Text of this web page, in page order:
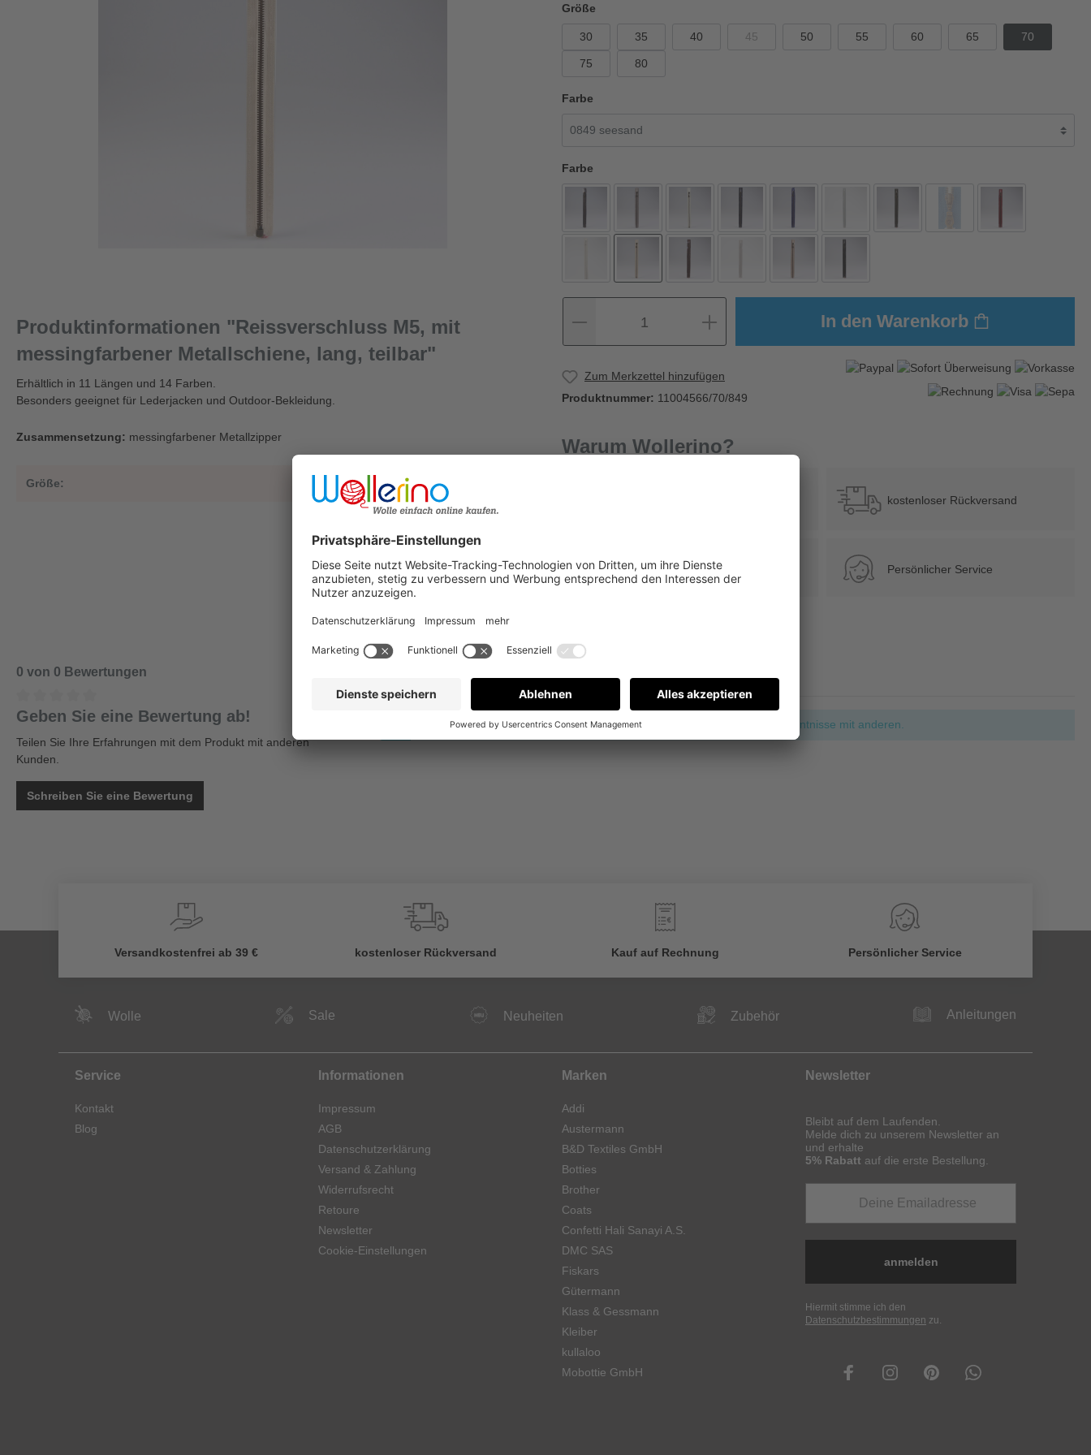
Produktinformationen "Reissverschluss M5, mit
messingfarbener Metallschiene, lang, teilbar"
Erhältlich in 11 Längen und 14 Farben.
Besonders geeignet für Lederjacken und Outdoor-Bekleidung.
Zusammensetzung: messingfarbener Metallzipper
Größe: 70
Größe
30 35 40 45 50 55 60 65 70
75 80
Farbe
Farbe
1 In den Warenkorb
Zum Merkzettel hinzufügen
Produktnummer: 11004566/70/849
Warum Wollerino?
kostenloser Rückversand
Kauf auf Rechnung Persönlicher Service
0 von 0 Bewertungen
Geben Sie eine Bewertung ab!
Teilen Sie Ihre Erfahrungen mit dem Produkt mit anderen
Kunden.
Schreiben Sie eine Bewertung
Keine Bewertungen gefunden. Gehen Sie voran und teilen Sie Ihre Erkenntnisse mit anderen.
Versandkostenfrei ab 39 € kostenloser Rückversand
€
Kauf auf Rechnung Persönlicher Service
Wolle Sale Neuheiten Zubehör Anleitungen
Service
Kontakt
Blog
Informationen
Impressum
AGB
Datenschutzerklärung
Versand & Zahlung
Widerrufsrecht
Retoure
Newsletter
Cookie-Einstellungen
Marken
Addi
Austermann
B&D Textiles GmbH
Botties
Brother
Coats
Confetti Hali Sanayi A.S.
DMC SAS
Fiskars
Gütermann
Klass & Gessmann
Kleiber
kullaloo
Mobottie GmbH
Newsletter
Bleibt auf dem Laufenden.
Melde dich zu unserem Newsletter an
und erhalte
5% Rabatt auf die erste Bestellung.
anmelden
Hiermit stimme ich den
Datenschutzbestimmungen zu.